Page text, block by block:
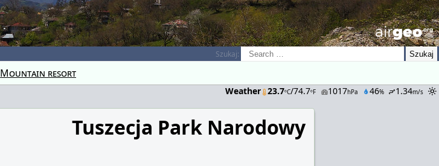
airGEO.oRg
Szukaj:
Mountain resort
Weather 23.7ºC/74.7ºF 1017hPa 46% 1.34m/s
Tuszecja Park Narodowy